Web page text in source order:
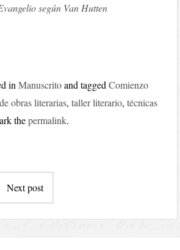
según Van Hutten
inManuscritoand taggedComienzo
obras literarias,taller literario,técnicas
thepermalink.
Next post